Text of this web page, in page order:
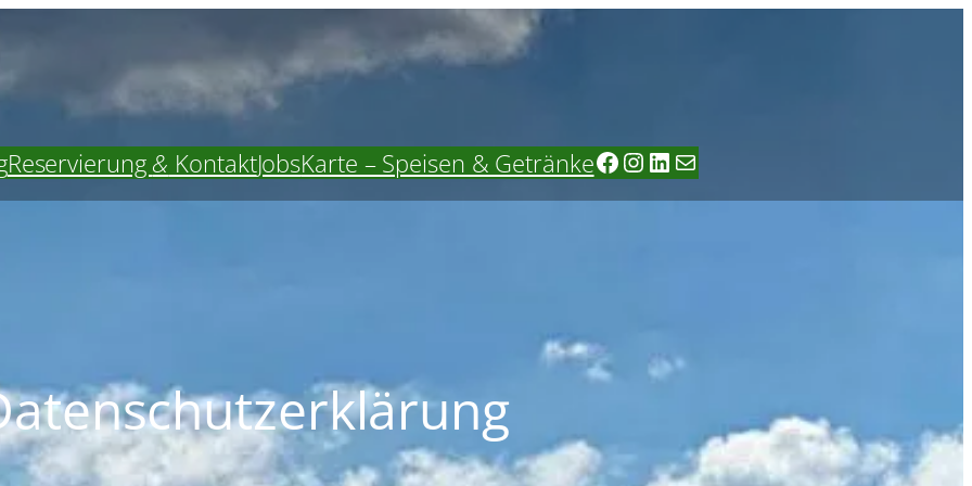
Reservierung & KontaktJobsKarte – Speisen & GetränkeFacebook
Instagram
LinkedIn
E-Mail